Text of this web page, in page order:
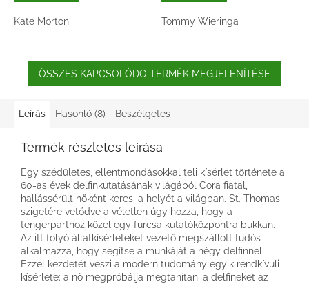
Kate Morton Tommy Wieringa
ÖSSZES KAPCSOLÓDÓ TERMÉK MEGJELENÍTÉSE
Leírás Hasonló (8) Beszélgetés
Termék részletes leírása
Egy szédületes, ellentmondásokkal teli kísérlet története a
60-as évek delfinkutatásának világából Cora fiatal,
hallássérült nőként keresi a helyét a világban. St. Thomas
szigetére vetődve a véletlen úgy hozza, hogy a
tengerparthoz közel egy furcsa kutatóközpontra bukkan.
Az itt folyó állatkísérleteket vezető megszállott tudós
alkalmazza, hogy segítse a munkáját a négy delfinnel.
Ezzel kezdetét veszi a modern tudomány egyik rendkívüli
kísérlete: a nő megpróbálja megtanítani a delfineket az